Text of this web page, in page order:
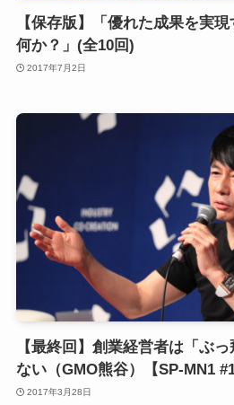
【保存版】「優れた成果を実
何か？」(全10回)
2017年7月2日
【最終回】創業経営者は「ぶ
ない（GMO熊谷）【SP-MN1
2017年3月28日